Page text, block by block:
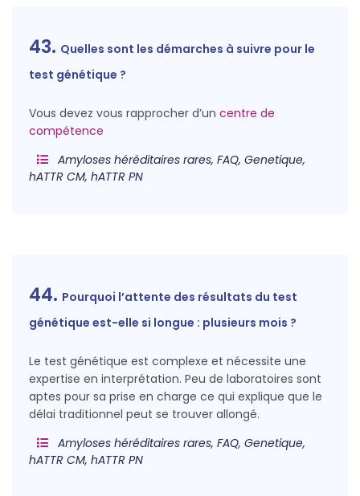
43. Quelles sont les démarches à suivre pour le
test génétique ?
Vous devez vous rapprocher d’un centre de
compétence
Amyloses héréditaires rares, FAQ, Genetique,
hATTR CM, hATTR PN
44. Pourquoi l’attente des résultats du test
génétique est-elle si longue : plusieurs mois ?
Le test génétique est complexe et nécessite une
expertise en interprétation. Peu de laboratoires sont
aptes pour sa prise en charge ce qui explique que le
délai traditionnel peut se trouver allongé.
Amyloses héréditaires rares, FAQ, Genetique,
hATTR CM, hATTR PN